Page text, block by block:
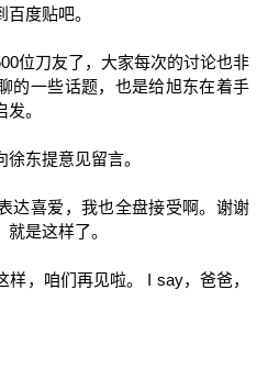
度贴吧。
位刀友了，大家每次的讨论也非
的一些话题，也是给旭东在着手
。
东提意见留言。
达喜爱，我也全盘接受啊。谢谢
是这样了。
，咱们再见啦。 I say，爸爸，